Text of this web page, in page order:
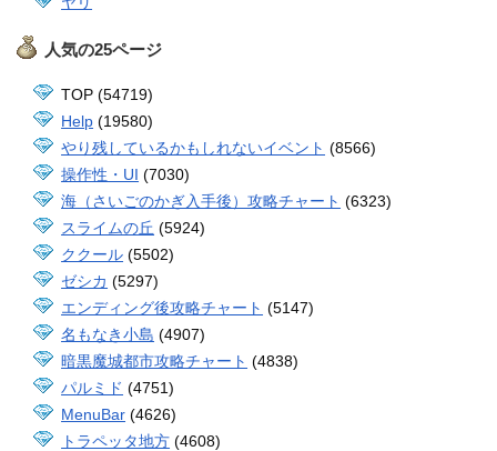
人気の25ページ
TOP (54719)
Help (19580)
やり残しているかもしれないイベント (8566)
操作性・UI (7030)
海（さいごのかぎ入手後）攻略チャート (6323)
スライムの丘 (5924)
ククール (5502)
ゼシカ (5297)
エンディング後攻略チャート (5147)
名もなき小島 (4907)
暗黒魔城都市攻略チャート (4838)
パルミド (4751)
MenuBar (4626)
トラペッタ地方 (4608)